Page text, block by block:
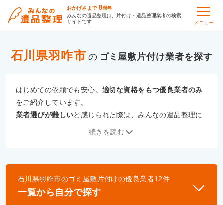
おかげさまで 8周年
みんなの遺品整理は、片付け・遺品整理業者の検索
サイトです
メニュー
石川県羽咋市 の ゴミ屋敷片付け
はじめての依頼でも安心。適切な資格をもつ優良業者のみ
をご紹介しています。
業者選びが難しいと感じられた際は、みんなの遺品整理に
優良業者とは
一般財団法人遺品整理認定協会、および一般社団法
続きを読む
石川県羽咋市のゴミ屋敷片付けの優良業者12件
一覧から自分で探す